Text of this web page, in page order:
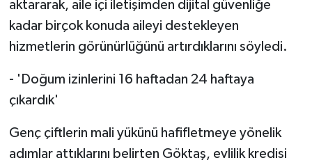
aktararak, aile içi iletişimden dijital güvenliğe
kadar birçok konuda aileyi destekleyen
hizmetlerin görünürlüğünü artırdıklarını söyledi.
- 'Doğum izinlerini 16 haftadan 24 haftaya
çıkardık'
Genç çiftlerin mali yükünü hafifletmeye yönelik
adımlar attıklarını belirten Göktaş, evlilik kredisi